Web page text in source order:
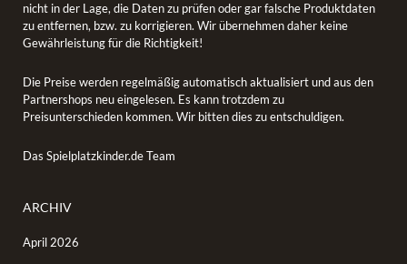
nicht in der Lage, die Daten zu prüfen oder gar falsche Produktdaten
zu entfernen, bzw. zu korrigieren. Wir übernehmen daher keine
Gewährleistung für die Richtigkeit!
Die Preise werden regelmäßig automatisch aktualisiert und aus den
Partnershops neu eingelesen. Es kann trotzdem zu
Preisunterschieden kommen. Wir bitten dies zu entschuldigen.
Das Spielplatzkinder.de Team
ARCHIV
April 2026